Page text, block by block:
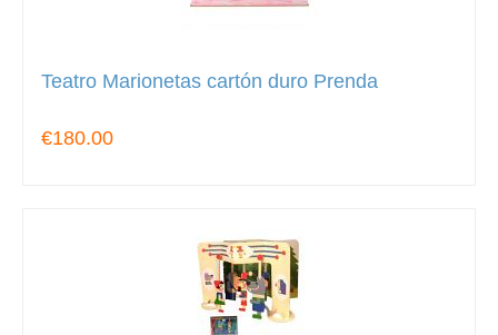
Teatro Marionetas cartón duro Prenda
€180.00